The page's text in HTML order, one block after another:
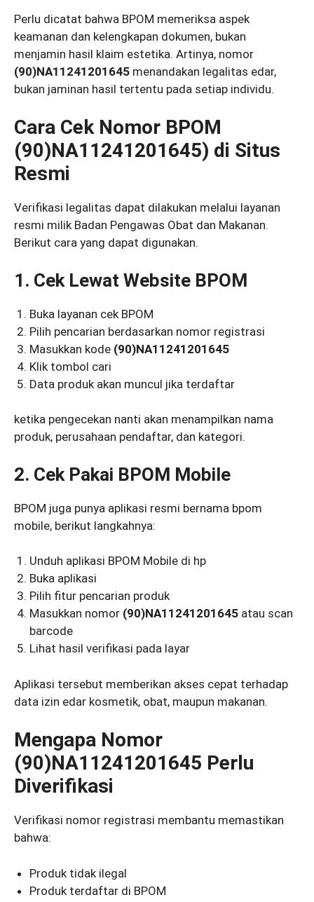
Perlu dicatat bahwa BPOM memeriksa aspek
keamanan dan kelengkapan dokumen, bukan
menjamin hasil klaim estetika. Artinya, nomor
(90)NA11241201645 menandakan legalitas edar,
bukan jaminan hasil tertentu pada setiap individu.
Cara Cek Nomor BPOM
(90)NA11241201645) di Situs
Resmi
Verifikasi legalitas dapat dilakukan melalui layanan
resmi milik Badan Pengawas Obat dan Makanan.
Berikut cara yang dapat digunakan.
1. Cek Lewat Website BPOM
Buka layanan cek BPOM
Pilih pencarian berdasarkan nomor registrasi
Masukkan kode (90)NA11241201645
Klik tombol cari
Data produk akan muncul jika terdaftar
ketika pengecekan nanti akan menampilkan nama
produk, perusahaan pendaftar, dan kategori.
2. Cek Pakai BPOM Mobile
BPOM juga punya aplikasi resmi bernama bpom
mobile, berikut langkahnya:
Unduh aplikasi BPOM Mobile di hp
Buka aplikasi
Pilih fitur pencarian produk
Masukkan nomor (90)NA11241201645 atau scan
barcode
Lihat hasil verifikasi pada layar
Aplikasi tersebut memberikan akses cepat terhadap
data izin edar kosmetik, obat, maupun makanan.
Mengapa Nomor
(90)NA11241201645 Perlu
Diverifikasi
Verifikasi nomor registrasi membantu memastikan
bahwa:
Produk tidak ilegal
Produk terdaftar di BPOM